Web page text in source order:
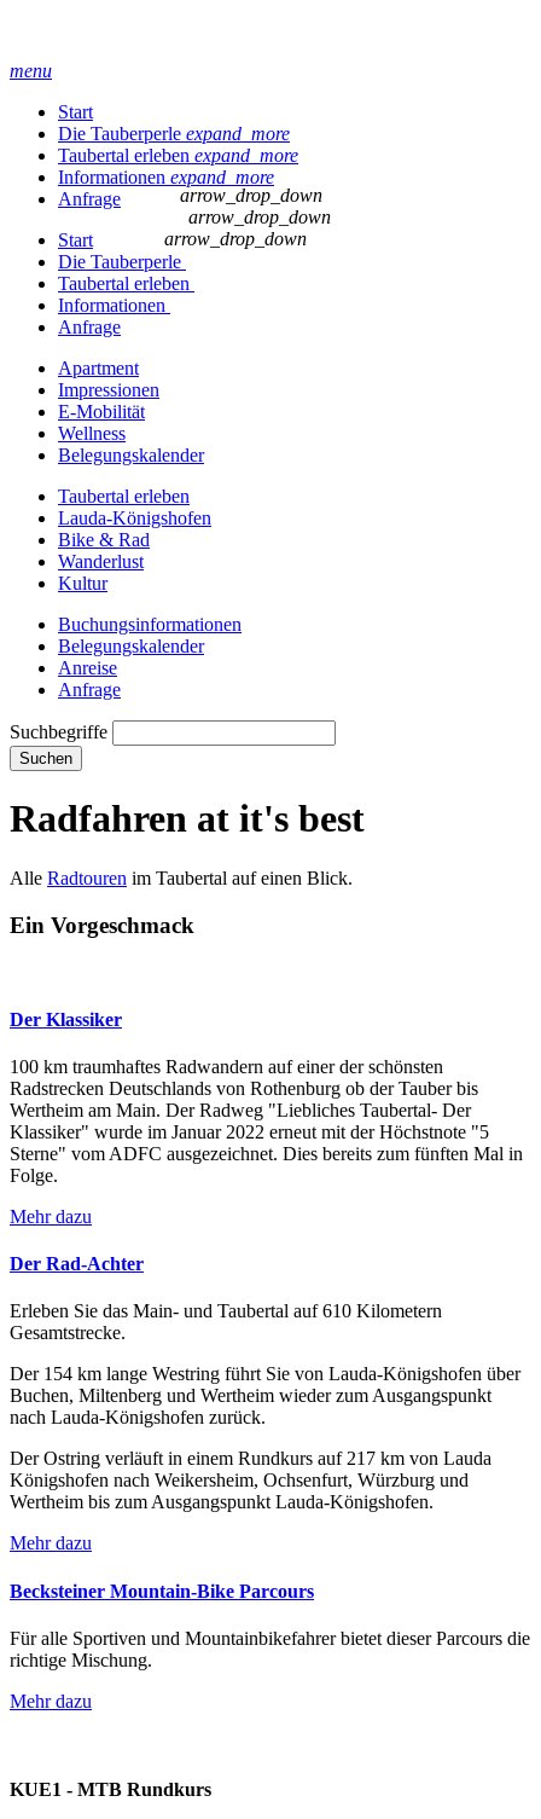
menu
Start
Die Tauberperle expand_more
Taubertal erleben expand_more
Informationen expand_more
Anfrage
Start
Die Tauberperle
arrow_drop_down
Taubertal erleben
arrow_drop_down
Informationen
arrow_drop_down
Anfrage
Apartment
Impressionen
E-Mobilität
Wellness
Belegungskalender
Taubertal erleben
Lauda-Königshofen
Bike & Rad
Wanderlust
Kultur
Buchungsinformationen
Belegungskalender
Anreise
Anfrage
Suchbegriffe
Suchen
Radfahren at it's best
Alle Radtouren im Taubertal auf einen Blick.
Ein Vorgeschmack
Der Klassiker
100 km traumhaftes Radwandern auf einer der schönsten
Radstrecken Deutschlands von Rothenburg ob der Tauber bis
Wertheim am Main. Der Radweg "Liebliches Taubertal- Der
Klassiker" wurde im Januar 2022 erneut mit der Höchstnote "5
Sterne" vom ADFC ausgezeichnet. Dies bereits zum fünften Mal in
Folge.
Mehr dazu
Der Rad-Achter
Erleben Sie das Main- und Taubertal auf 610 Kilometern
Gesamtstrecke.
Der 154 km lange Westring führt Sie von Lauda-Königshofen über
Buchen, Miltenberg und Wertheim wieder zum Ausgangspunkt
nach Lauda-Königshofen zurück.
Der Ostring verläuft in einem Rundkurs auf 217 km von Lauda
Königshofen nach Weikersheim, Ochsenfurt, Würzburg und
Wertheim bis zum Ausgangspunkt Lauda-Königshofen.
Mehr dazu
Becksteiner Mountain-Bike Parcours
Für alle Sportiven und Mountainbikefahrer bietet dieser Parcours die
richtige Mischung.
Mehr dazu
KUE1 - MTB Rundkurs